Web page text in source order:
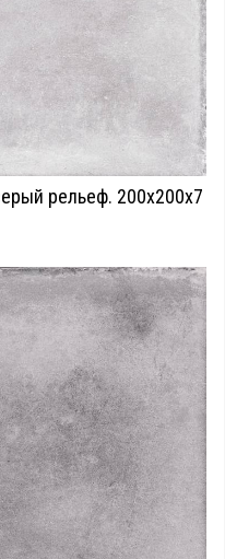
рельеф. 200х200х7